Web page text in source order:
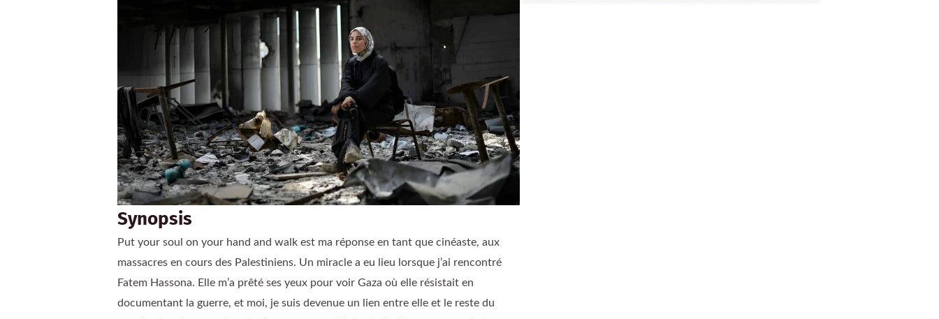
Synopsis
Put your soul on your hand and walk est ma réponse en tant que cinéaste, aux
massacres en cours des Palestiniens. Un miracle a eu lieu lorsque j’ai rencontré
Fatem Hassona. Elle m’a prêté ses yeux pour voir Gaza où elle résistait en
documentant la guerre, et moi, je suis devenue un lien entre elle et le reste du